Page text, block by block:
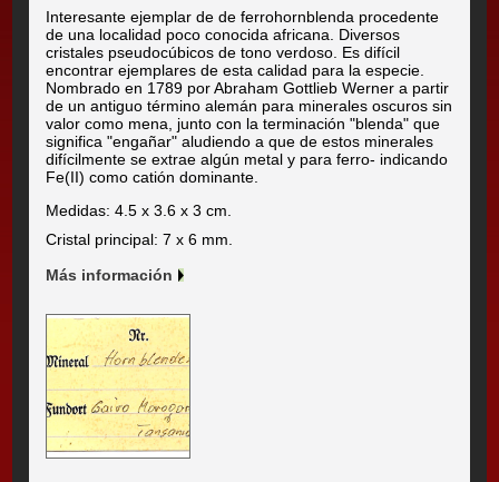
Interesante ejemplar de de ferrohornblenda procedente
de una localidad poco conocida africana. Diversos
cristales pseudocúbicos de tono verdoso. Es difícil
encontrar ejemplares de esta calidad para la especie.
Nombrado en 1789 por Abraham Gottlieb Werner a partir
de un antiguo término alemán para minerales oscuros sin
valor como mena, junto con la terminación "blenda" que
significa "engañar" aludiendo a que de estos minerales
difícilmente se extrae algún metal y para ferro- indicando
Fe(II) como catión dominante.
Medidas: 4.5 x 3.6 x 3 cm.
Cristal principal: 7 x 6 mm.
Más información